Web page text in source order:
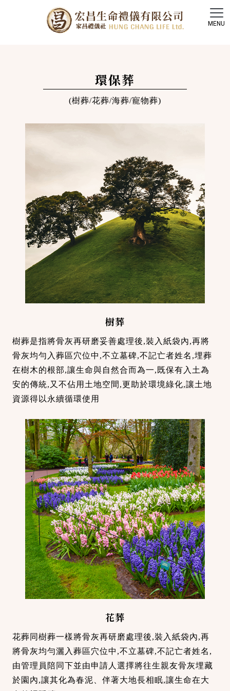
環保葬
(樹葬/花葬/海葬/寵物葬)
樹葬
樹葬是指將骨灰再研磨妥善處理後,裝入紙袋內,再將
骨灰均勻入葬區穴位中,不立墓碑,不記亡者姓名,埋葬
在樹木的根部,讓生命與自然合而為一,既保有入土為
安的傳統,又不佔用土地空間,更助於環境綠化,讓土地
資源得以永續循環使用
花葬
花葬同樹葬一樣將骨灰再研磨處理後,裝入紙袋內,再
將骨灰均勻灑入葬區穴位中,不立墓碑,不記亡者姓名,
由管理員陪同下並由申請人選擇將往生親友骨灰埋藏
於園內,讓其化為春泥、伴著大地長相眠,讓生命在大